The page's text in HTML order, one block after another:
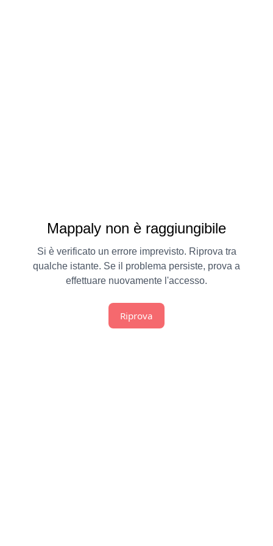
Mappaly non è raggiungibile
Si è verificato un errore imprevisto. Riprova tra
qualche istante. Se il problema persiste, prova a
effettuare nuovamente l'accesso.
Riprova